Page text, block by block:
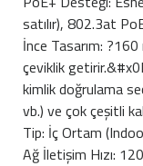
satılır), 802.3at
İnce Tasarım:
çeviklik
kimlik doğrulama
vb.) ve çok çeşitli
Tip: İç Ortam
Ağ İletişim Hızı: